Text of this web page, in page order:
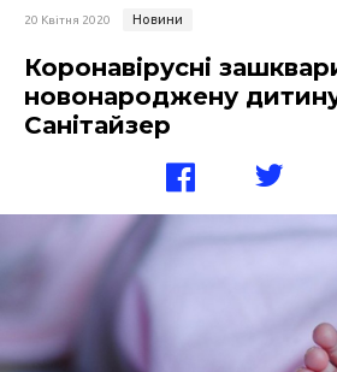
20 Квітня 2020 Новини
Коронавірусні
новонароджену
Санітайзер